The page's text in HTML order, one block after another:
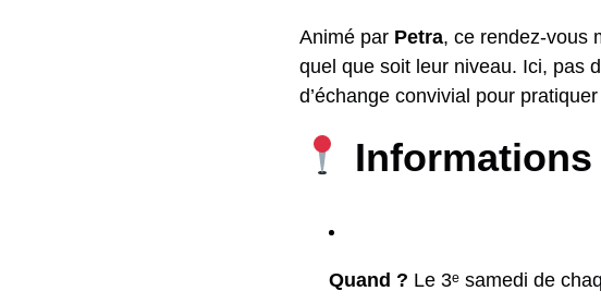
Animé par Petra, ce rendez-vous
quel que soit leur niveau. Ici, pas
d’échange convivial pour
Quand ? Le 3ᵉ samedi de